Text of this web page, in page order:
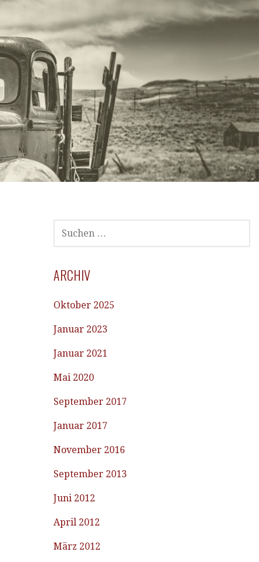
SUCHEN
NACH:
ARCHIV
Oktober 2025
Januar 2023
Januar 2021
Mai 2020
September 2017
Januar 2017
November 2016
September 2013
Juni 2012
April 2012
März 2012